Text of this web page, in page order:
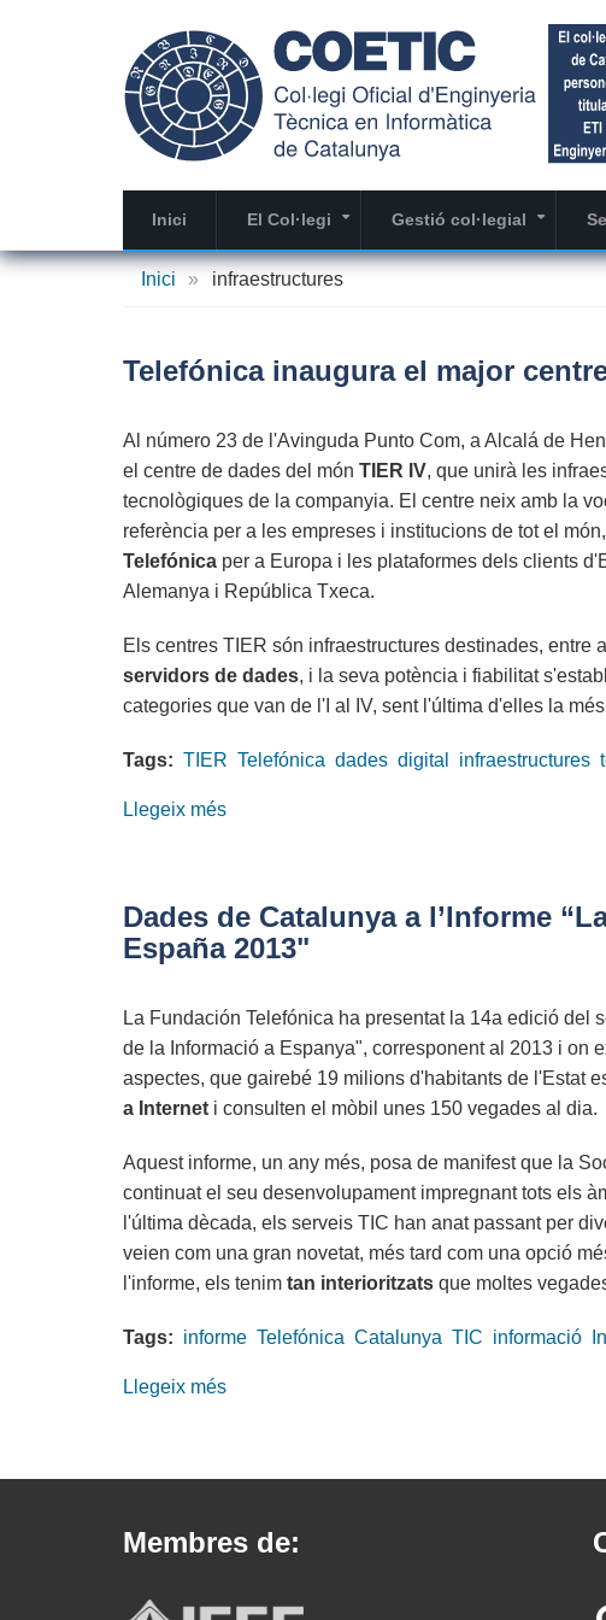
Inici El Col·legi Gestió col·legial
Inici » infraestructures
Telefónica inaugura el major
Al número 23 de l'Avinguda Punto Com, a Alcalá de
el centre de dades del món TIER IV, que unirà les
tecnològiques de la companyia. El centre neix amb la
referència per a les empreses i institucions de tot el
Telefónica per a Europa i les plataformes dels clients
Alemanya i República Txeca.
Els centres TIER són infraestructures destinades, entre
servidors de dades, i la seva potència i fiabilitat
categories que van de l'I al IV, sent l'última d'elles la
Tags: TIER Telefónica dades digital infraestructures
Llegeix més
major
centre
dades
TIER
IV
del
Dades de Catalunya a l’Informe
España 2013"
La Fundación Telefónica ha presentat la 14a edició del
de la Informació a Espanya", corresponent al 2013 i on
aspectes, que gairebé 19 milions d'habitants de l'Estat
a Internet i consulten el mòbil unes 150 vegades al dia.
Aquest informe, un any més, posa de manifest que la
continuat el seu desenvolupament impregnant tots els
l'última dècada, els serveis TIC han anat passant per
veien com una gran novetat, més tard com una opció
l'informe, els tenim tan interioritzats que moltes
Tags: informe Telefónica Catalunya TIC informació
Llegeix més
Catalunya
l’Informe
Membres de: